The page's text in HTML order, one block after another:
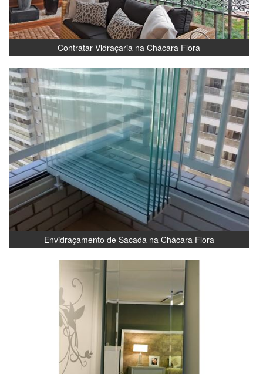
Contratar Vidraçaria na Chácara Flora
Envidraçamento de Sacada na Chácara Flora